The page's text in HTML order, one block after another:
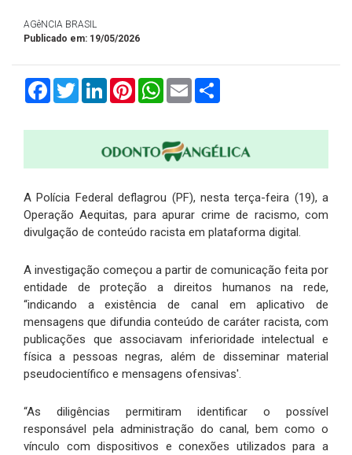
AGêNCIA BRASIL
Publicado em: 19/05/2026
FacebookTwitterLinkedInPinterestWhatsApp
Email
A Polícia Federal deflagrou (PF), nesta terça-feira (19), a
Operação Aequitas, para apurar crime de racismo, com
divulgação de conteúdo racista em plataforma digital.
A investigação começou a partir de comunicação feita por
entidade de proteção a direitos humanos na rede,
“indicando a existência de canal em aplicativo de
mensagens que difundia conteúdo de caráter racista, com
publicações que associavam inferioridade intelectual e
física a pessoas negras, além de disseminar material
pseudocientífico e mensagens ofensivas'.
“As diligências permitiram identificar o possível
responsável pela administração do canal, bem como o
vínculo com dispositivos e conexões utilizados para a